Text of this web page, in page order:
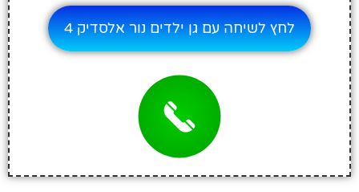
לחץ לשיחה עם גן ילדים נור אלסדיק 4